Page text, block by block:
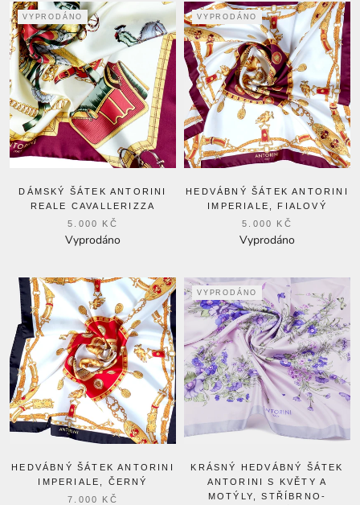
VYPRODÁNO
DÁMSKÝ ŠÁTEK ANTORINI
REALE CAVALLERIZZA
5.000 KČ
Vyprodáno
VYPRODÁNO
HEDVÁBNÝ ŠÁTEK ANTORINI
IMPERIALE, FIALOVÝ
5.000 KČ
Vyprodáno
HEDVÁBNÝ ŠÁTEK ANTORINI
IMPERIALE, ČERNÝ
7.000 KČ
VYPRODÁNO
KRÁSNÝ HEDVÁBNÝ ŠÁTEK
ANTORINI S KVĚTY A
MOTÝLY, STŘÍBRNO-